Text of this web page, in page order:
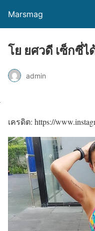
Marsmag
โย ยศวดี เซ็กซี่
admin
เครดิต: https://